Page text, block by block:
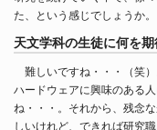
た、という感じでしょうか。
天文学科の生徒に何を期
難しいですね・・・（笑）
ハードウェアに興味のある
ね・・・。それから、残念
しいけれど、できれば研究